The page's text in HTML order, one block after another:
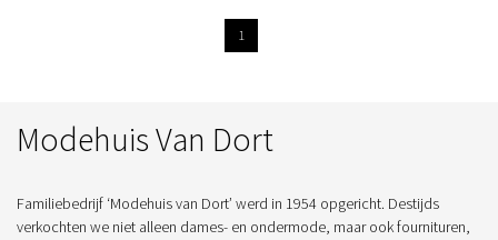
1
Modehuis Van Dort
Familiebedrijf ‘Modehuis van Dort’ werd in 1954 opgericht. Destijds
verkochten we niet alleen dames- en ondermode, maar ook fournituren,